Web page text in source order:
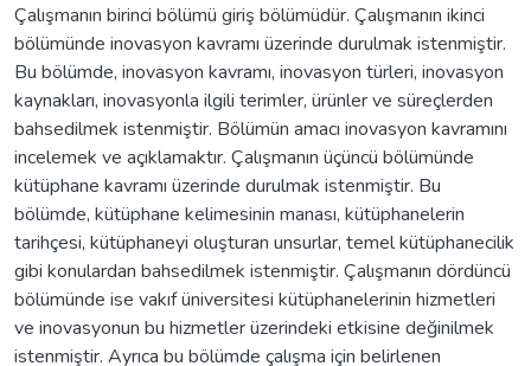
Çalışmanın birinci bölümü giriş bölümüdür. Çalışmanın ikinci
bölümünde inovasyon kavramı üzerinde durulmak istenmiştir.
Bu bölümde, inovasyon kavramı, inovasyon türleri, inovasyon
kaynakları, inovasyonla ilgili terimler, ürünler ve süreçlerden
bahsedilmek istenmiştir. Bölümün amacı inovasyon kavramını
incelemek ve açıklamaktır. Çalışmanın üçüncü bölümünde
kütüphane kavramı üzerinde durulmak istenmiştir. Bu
bölümde, kütüphane kelimesinin manası, kütüphanelerin
tarihçesi, kütüphaneyi oluşturan unsurlar, temel kütüphanecilik
gibi konulardan bahsedilmek istenmiştir. Çalışmanın dördüncü
bölümünde ise vakıf üniversitesi kütüphanelerinin hizmetleri
ve inovasyonun bu hizmetler üzerindeki etkisine değinilmek
istenmiştir. Ayrıca bu bölümde çalışma için belirlenen